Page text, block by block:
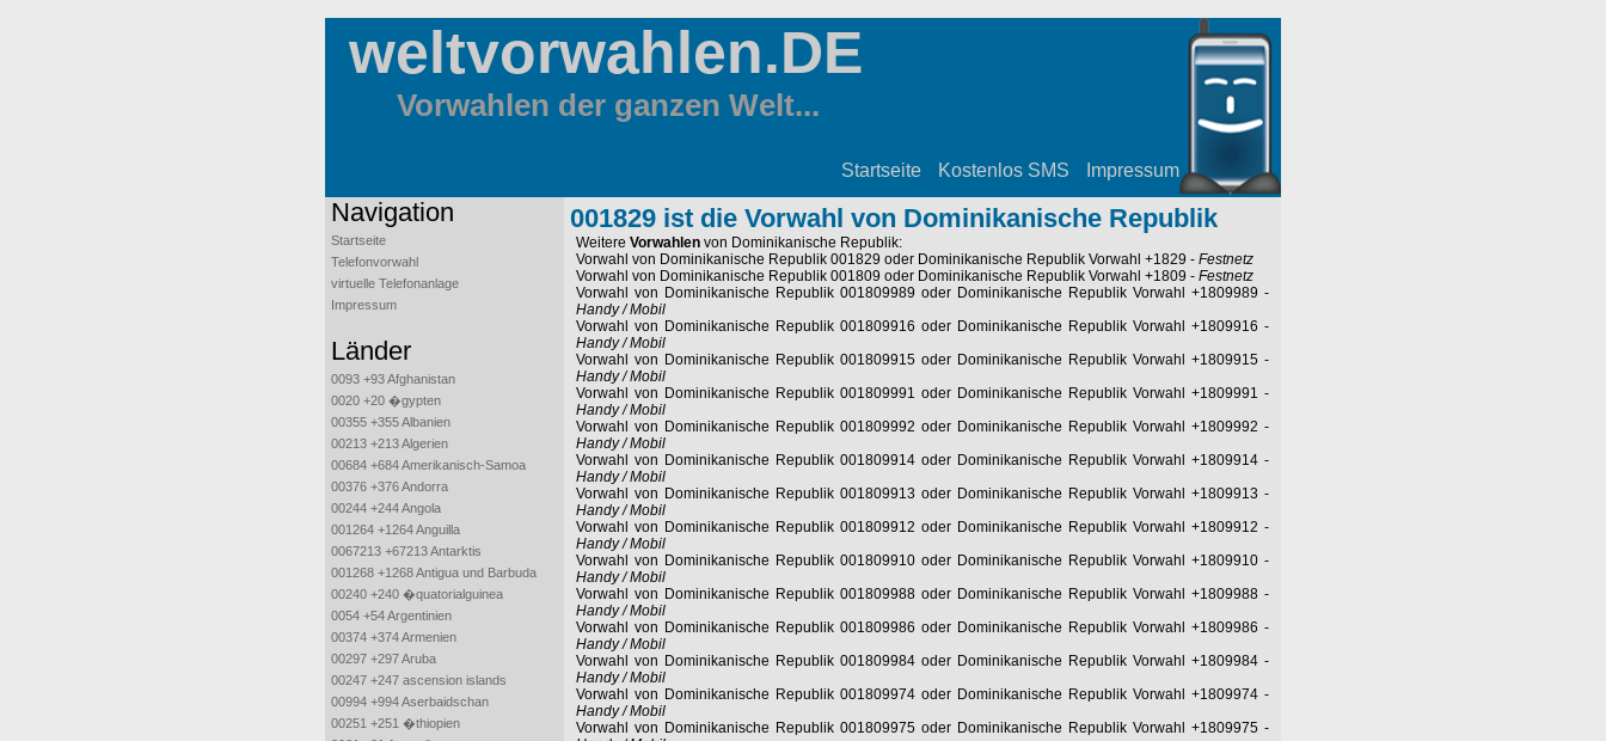
weltvorwahlen.DE
Vorwahlen der ganzen Welt...
Startseite Kostenlos SMS Impressum
Navigation
Startseite
Telefonvorwahl
virtuelle Telefonanlage
Impressum
Länder
0093 +93 Afghanistan
0020 +20 �gypten
00355 +355 Albanien
00213 +213 Algerien
00684 +684 Amerikanisch-Samoa
00376 +376 Andorra
00244 +244 Angola
001264 +1264 Anguilla
0067213 +67213 Antarktis
001268 +1268 Antigua und Barbuda
00240 +240 �quatorialguinea
0054 +54 Argentinien
00374 +374 Armenien
00297 +297 Aruba
00247 +247 ascension islands
00994 +994 Aserbaidschan
00251 +251 �thiopien
001829 ist die Vorwahl von Dominikanische Republik
Weitere Vorwahlen von Dominikanische Republik:
Vorwahl von Dominikanische Republik 001829 oder Dominikanische Republik Vorwahl +1829 - Festnetz
Vorwahl von Dominikanische Republik 001809 oder Dominikanische Republik Vorwahl +1809 - Festnetz
Vorwahl von Dominikanische Republik 001809989 oder Dominikanische Republik Vorwahl +1809989 -
Handy / Mobil
Vorwahl von Dominikanische Republik 001809916 oder Dominikanische Republik Vorwahl +1809916 -
Handy / Mobil
Vorwahl von Dominikanische Republik 001809915 oder Dominikanische Republik Vorwahl +1809915 -
Handy / Mobil
Vorwahl von Dominikanische Republik 001809991 oder Dominikanische Republik Vorwahl +1809991 -
Handy / Mobil
Vorwahl von Dominikanische Republik 001809992 oder Dominikanische Republik Vorwahl +1809992 -
Handy / Mobil
Vorwahl von Dominikanische Republik 001809914 oder Dominikanische Republik Vorwahl +1809914 -
Handy / Mobil
Vorwahl von Dominikanische Republik 001809913 oder Dominikanische Republik Vorwahl +1809913 -
Handy / Mobil
Vorwahl von Dominikanische Republik 001809912 oder Dominikanische Republik Vorwahl +1809912 -
Handy / Mobil
Vorwahl von Dominikanische Republik 001809910 oder Dominikanische Republik Vorwahl +1809910 -
Handy / Mobil
Vorwahl von Dominikanische Republik 001809988 oder Dominikanische Republik Vorwahl +1809988 -
Handy / Mobil
Vorwahl von Dominikanische Republik 001809986 oder Dominikanische Republik Vorwahl +1809986 -
Handy / Mobil
Vorwahl von Dominikanische Republik 001809984 oder Dominikanische Republik Vorwahl +1809984 -
Handy / Mobil
Vorwahl von Dominikanische Republik 001809974 oder Dominikanische Republik Vorwahl +1809974 -
Handy / Mobil
Vorwahl von Dominikanische Republik 001809975 oder Dominikanische Republik Vorwahl +1809975 -